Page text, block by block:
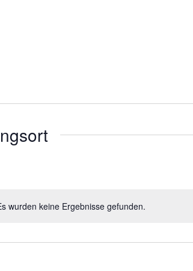
Hinweis
wurden keine Ergebnisse gefunden.